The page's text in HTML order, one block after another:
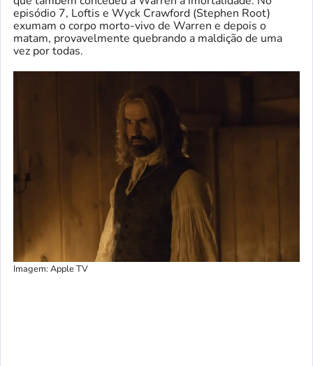
episódio 7, Loftis e Wyck Crawford (Stephen Root)
exumam o corpo morto-vivo de Warren e depois o
matam, provavelmente quebrando a maldição de uma
vez por todas.
Imagem: Apple TV